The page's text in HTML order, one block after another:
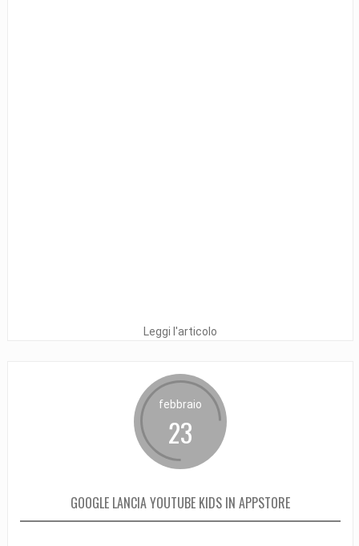
Leggi l'articolo
febbraio
23
GOOGLE LANCIA YOUTUBE KIDS IN APPSTORE